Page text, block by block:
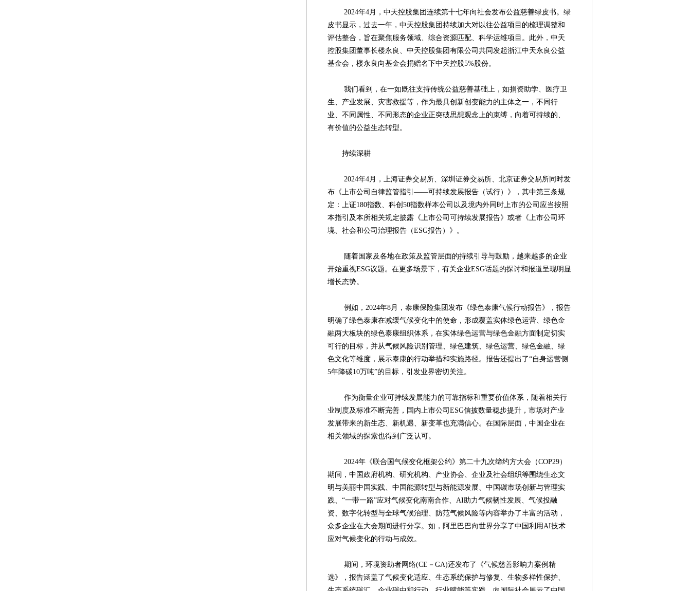
2024年4月，中天控股集团连续第十七年向社会发布公益慈善绿皮书。绿
皮书显示，过去一年，中天控股集团持续加大对以往公益项目的梳理调整和
评估整合，旨在聚焦服务领域、综合资源匹配、科学运维项目。此外，中天
控股集团董事长楼永良、中天控股集团有限公司共同发起浙江中天永良公益
基金会，楼永良向基金会捐赠名下中天控股5%股份。
我们看到，在一如既往支持传统公益慈善基础上，如捐资助学、医疗卫
生、产业发展、灾害救援等，作为最具创新创变能力的主体之一，不同行
业、不同属性、不同形态的企业正突破思想观念上的束缚，向着可持续的、
有价值的公益生态转型。
持续深耕
2024年4月，上海证券交易所、深圳证券交易所、北京证券交易所同时发
布《上市公司自律监管指引——可持续发展报告（试行）》，其中第三条规
定：上证180指数、科创50指数样本公司以及境内外同时上市的公司应当按照
本指引及本所相关规定披露《上市公司可持续发展报告》或者《上市公司环
境、社会和公司治理报告（ESG报告）》。
随着国家及各地在政策及监管层面的持续引导与鼓励，越来越多的企业
开始重视ESG议题。在更多场景下，有关企业ESG话题的探讨和报道呈现明显
增长态势。
例如，2024年8月，泰康保险集团发布《绿色泰康气候行动报告》，报告
明确了绿色泰康在减缓气候变化中的使命，形成覆盖实体绿色运营、绿色金
融两大板块的绿色泰康组织体系，在实体绿色运营与绿色金融方面制定切实
可行的目标，并从气候风险识别管理、绿色建筑、绿色运营、绿色金融、绿
色文化等维度，展示泰康的行动举措和实施路径。报告还提出了“自身运营侧
5年降碳10万吨”的目标，引发业界密切关注。
作为衡量企业可持续发展能力的可靠指标和重要价值体系，随着相关行
业制度及标准不断完善，国内上市公司ESG信披数量稳步提升，市场对产业
发展带来的新生态、新机遇、新变革也充满信心。在国际层面，中国企业在
相关领域的探索也得到广泛认可。
2024年《联合国气候变化框架公约》第二十九次缔约方大会（COP29）
期间，中国政府机构、研究机构、产业协会、企业及社会组织等围绕生态文
明与美丽中国实践、中国能源转型与新能源发展、中国碳市场创新与管理实
践、“一带一路”应对气候变化南南合作、AI助力气候韧性发展、气候投融
资、数字化转型与全球气候治理、防范气候风险等内容举办了丰富的活动，
众多企业在大会期间进行分享。如，阿里巴巴向世界分享了中国利用AI技术
应对气候变化的行动与成效。
期间，环境资助者网络(CE－GA)还发布了《气候慈善影响力案例精
选》，报告涵盖了气候变化适应、生态系统保护与修复、生物多样性保护、